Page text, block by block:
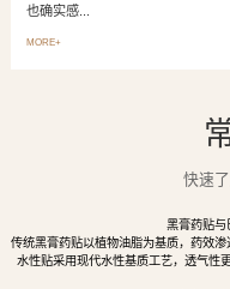
也确实感...
MORE+
快速
黑膏药贴与
传统黑膏药贴以植物油脂为基质，药效
水性贴采用现代水性基质工艺，透气性